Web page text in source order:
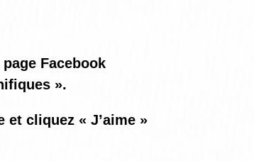
Facebook
».
cliquez « J’aime »